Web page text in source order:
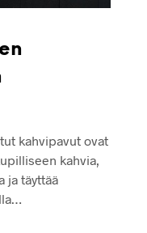
kahvipavut ovat
kahvia,
ja täyttää